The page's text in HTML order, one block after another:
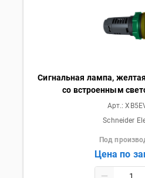
Сигнальная лампа,
со встроенным
Арт.:
Schneider
Под
Цена по